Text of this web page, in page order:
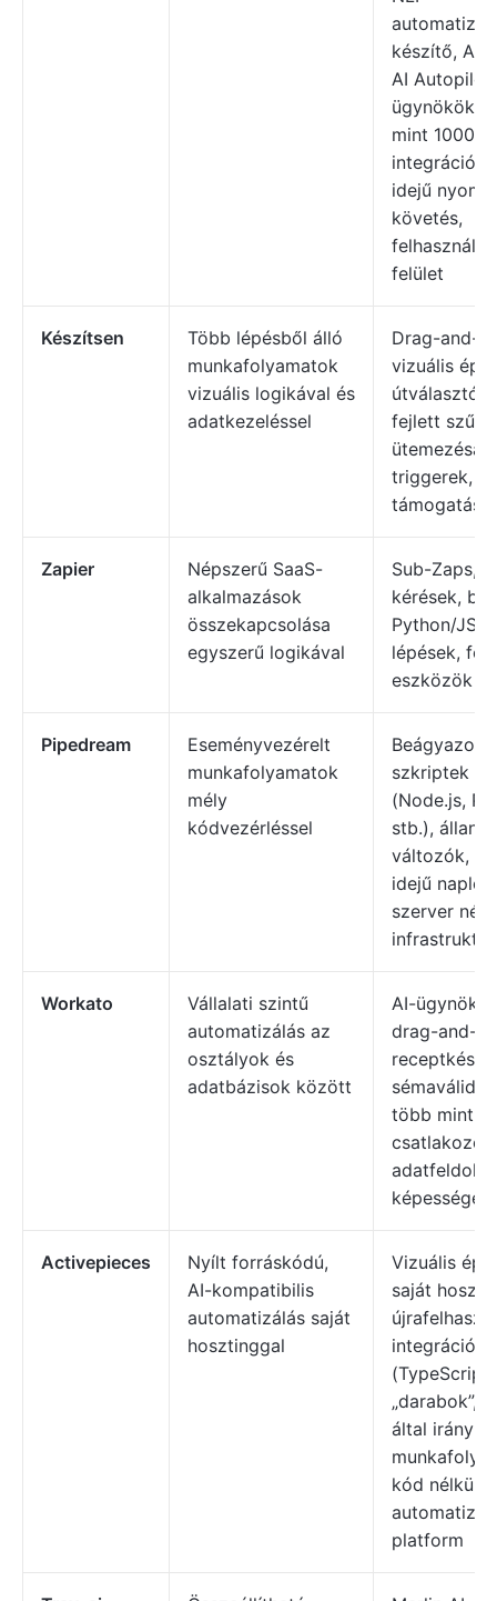
készítő, AI
AI Autopilot
ügynökök,
mint 1000
integráció,
idejű
követés,
felület
Készítsen
Több lépésből álló
munkafolyamatok
vizuális logikával és
adatkezeléssel
Drag-and-
vizuális
útválasztók,
fejlett
triggerek,
támogatás
Zapier
Népszerű SaaS-
alkalmazások
összekapcsolása
egyszerű logikával
Sub-Zaps,
kérések,
Python/JS
lépések,
eszközök
Pipedream
Eseményvezérelt
munkafolyamatok
mély
kódvezérléssel
Beágyazott
szkriptek
(Node.js,
stb.),
változók,
idejű
szerver
Workato
Vállalati szintű
automatizálás az
osztályok és
adatbázisok között
AI-
drag-and-
több mint
csatlakozó,
képességek
Activepieces
Nyílt forráskódú,
AI-kompatibilis
automatizálás saját
hosztinggal
Vizuális
saját
integrációk
„darabok”,
által
kód nélküli
platform